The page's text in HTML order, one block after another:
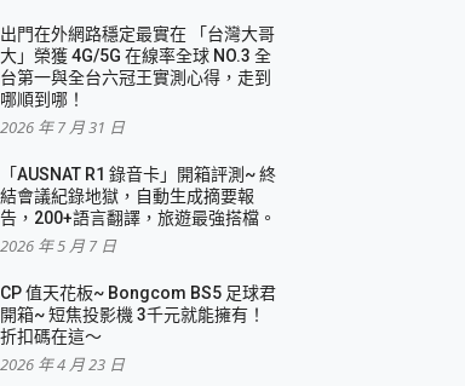
慧投影 & 煥彩流動 」的沈浸
競滑鼠 開箱 評測
測
！
出門在外網路穩定最實在 「台灣大哥
大」榮獲 4G/5G 在線率全球 NO.3 全
台第一與全台六冠王實測心得，走到
哪順到哪！
2026 年 7 月 31 日
「AUSNAT R1 錄音卡」開箱評測~ 終
結會議紀錄地獄，自動生成摘要報
告，200+語言翻譯，旅遊最強搭檔。
2026 年 5 月 7 日
CP 值天花板~ Bongcom BS5 足球君
開箱~ 短焦投影機 3千元就能擁有！
折扣碼在這～
2026 年 4 月 23 日